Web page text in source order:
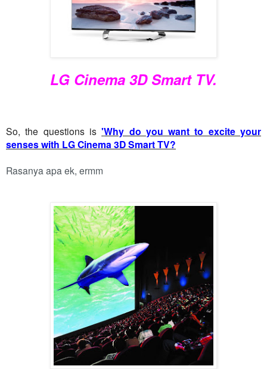
LG Cinema 3D Smart TV.
So, the questions is'Why do you want to excite your
senses with LG Cinema 3D Smart TV?
Rasanya apa ek, ermm